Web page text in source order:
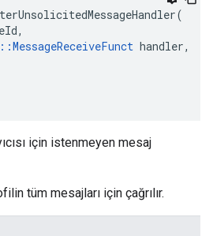
handler,
için istenmeyen mesaj
tüm mesajları için çağrılır.